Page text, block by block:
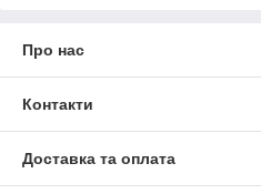
Про нас
Контакти
Доставка та оплата